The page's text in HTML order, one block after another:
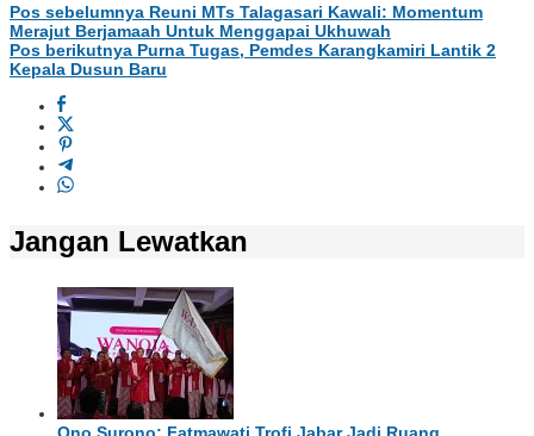
Pos sebelumnya Reuni MTs Talagasari Kawali: Momentum
Merajut Berjamaah Untuk Menggapai Ukhuwah
Pos berikutnya Purna Tugas, Pemdes Karangkamiri Lantik 2
Kepala Dusun Baru
Jangan Lewatkan